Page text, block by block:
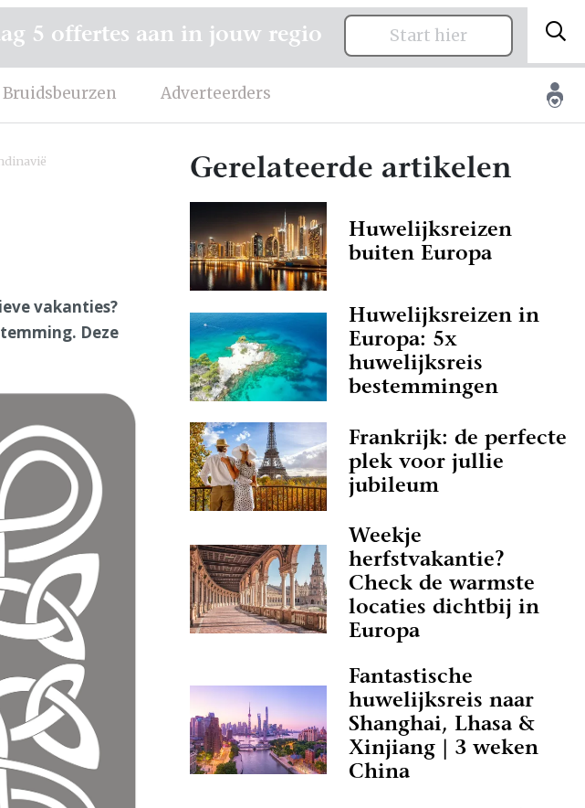
Bruidsbeurzen Adverteerders
5 offertes aan in jouw regio Start hier
vakanties?
Deze
Gerelateerde artikelen
Huwelijksreizen
buiten Europa
Huwelijksreizen in
Europa: 5x
huwelijksreis
bestemmingen
Frankrijk: de perfecte
plek voor jullie
jubileum
Weekje
herfstvakantie?
Check de warmste
locaties dichtbij in
Europa
Fantastische
huwelijksreis naar
Shanghai, Lhasa &
Xinjiang | 3 weken
China